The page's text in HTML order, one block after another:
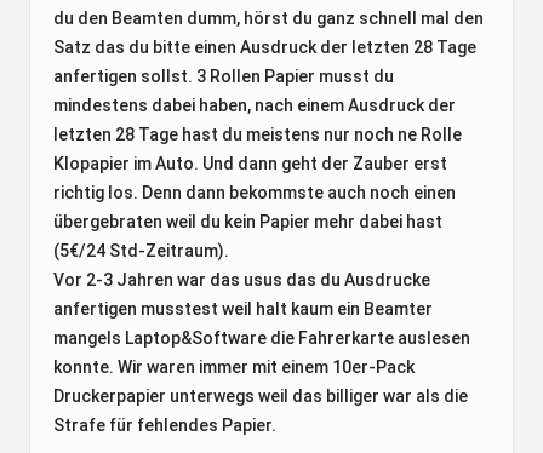
du den Beamten dumm, hörst du ganz schnell mal den
Satz das du bitte einen Ausdruck der letzten 28 Tage
anfertigen sollst. 3 Rollen Papier musst du
mindestens dabei haben, nach einem Ausdruck der
letzten 28 Tage hast du meistens nur noch ne Rolle
Klopapier im Auto. Und dann geht der Zauber erst
richtig los. Denn dann bekommste auch noch einen
übergebraten weil du kein Papier mehr dabei hast
(5€/24 Std-Zeitraum).
Vor 2-3 Jahren war das usus das du Ausdrucke
anfertigen musstest weil halt kaum ein Beamter
mangels Laptop&Software die Fahrerkarte auslesen
konnte. Wir waren immer mit einem 10er-Pack
Druckerpapier unterwegs weil das billiger war als die
Strafe für fehlendes Papier.